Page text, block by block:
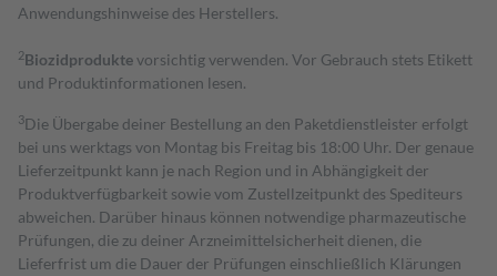
Anwendungshinweise des Herstellers.
2Biozidproduktevorsichtig verwenden. Vor Gebrauch stets Etikett
und Produktinformationen lesen.
3Die Übergabe deiner Bestellung an den Paketdienstleister erfolgt
bei uns werktags von Montag bis Freitag bis 18:00 Uhr. Der genaue
Lieferzeitpunkt kann je nach Region und in Abhängigkeit der
Produktverfügbarkeit sowie vom Zustellzeitpunkt des Spediteurs
abweichen. Darüber hinaus können notwendige pharmazeutische
Prüfungen, die zu deiner Arzneimittelsicherheit dienen, die
Lieferfrist um die Dauer der Prüfungen einschließlich Klärungen